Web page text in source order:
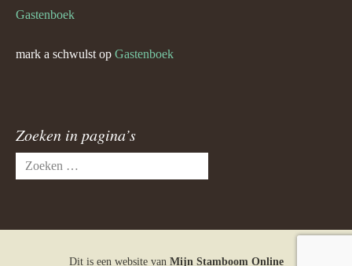
Gastenboek
mark a schwulst op Gastenboek
Zoeken in pagina’s
Zoeken
naar:
Dit is een website van Mijn Stamboom Online